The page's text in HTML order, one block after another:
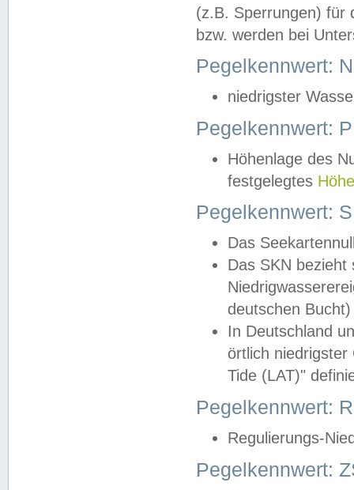
(z.B. Sperrungen) für
bzw. werden bei
Pegelkennwert:
niedrigster
Pegelkennwert:
Höhenlage des
festgelegtes
Pegelkennwert:
Das
Das SKN
deutschen
In Deutschland
örtlich
Tide (LAT)"
Pegelkennwert:
Regulierungs-
Pegelkennwert: